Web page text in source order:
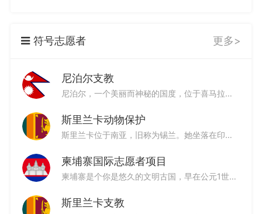
10篇文书 20篇文书 3篇文书
3篇文书 4篇文书
符号志愿者 更多>
尼泊尔支教
尼泊尔，一个美丽而神秘的国度，位于喜马拉雅山脉南麓，北与我国接壤，并保持着非常和睦的邻国关系。它有着独一无二的古老建筑，作为一座历史悠久的城市，独特的自然风光让人叹为观止，其建筑艺术和木石雕刻造诣非凡，成千上万座庙宇，宫殿，宝塔，不愧于“寺庙之城”的盛名。
斯里兰卡动物保护
斯里兰卡位于南亚，旧称为锡兰。她坐落在印度洋上，位于印度东南部，接近赤道，终年如夏，是个热带岛国。斯里兰卡形如水滴，被誉为“上帝的眼泪”和“印度洋上的珍珠”。她历史悠久、底蕴丰厚、“地小物博”--世界八大遗产、迷人的海滨、神秘的宗教、丰富的动植物资源、好客的人民、低廉的物价、独特的异域文化等。此外，斯里兰卡的宝石和红茶更是享誉世界。
柬埔寨国际志愿者项目
柬埔寨是个你是悠久的文明古国，早在公元1世纪建立了统一的王国。20世纪70年代开始，柬埔寨经历了长期的战争。1993年，随着柬埔寨国家权力机构相继成立和民族和解的实现，柬埔寨进入和平发展的新时期。
斯里兰卡支教